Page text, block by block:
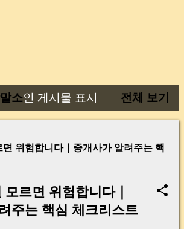
소인 게시물 표시 전체 보기
면 위험합니다｜중개사가 알려주는 핵
르면 위험합니다｜
주는 핵심 체크리스트